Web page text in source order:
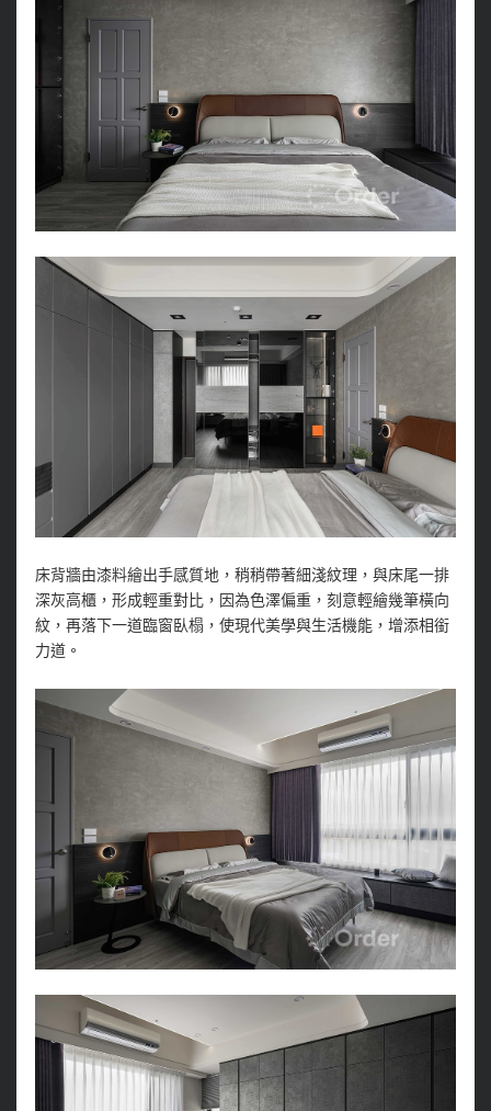
床背牆由漆料繪出手感質地，稍稍帶著細淺紋理，與床尾一排
深灰高櫃，形成輕重對比，因為色澤偏重，刻意輕繪幾筆橫向
紋，再落下一道臨窗臥榻，使現代美學與生活機能，增添相銜
力道。